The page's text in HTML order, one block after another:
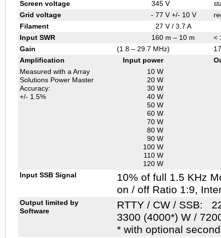
Screen voltage
345 V
Grid voltage
- 77 V +/- 10 V
Filament
27 V / 3.7 A
Input SWR
160 m – 10 m
<
Gain
(1.8 – 29.7 MHz)
Amplification
Input power
Measured with a Array
Solutions Power Master
Accuracy:
+/- 1.5%
10 W
20 W
30 W
40 W
50 W
60 W
70 W
80 W
90 W
100 W
110 W
120 W
Input SSB Signal
10% of full 1.5 KHz
on / off Ratio 1:9,
Output limited by
Software
RTTY / CW / SSB:
3300 (4000*) W /
* with optional